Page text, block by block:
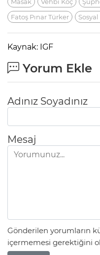
Fatoş Pınar Türker
Kaynak: IGF
Yorum Ekle
Adınız Soyadınız
Mesaj
Gönderilen yorumların
içermemesi gerektiğini